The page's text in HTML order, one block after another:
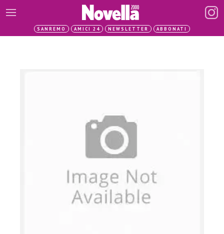
SANREMO AMICI 24 NEWSLETTER ABBONATI